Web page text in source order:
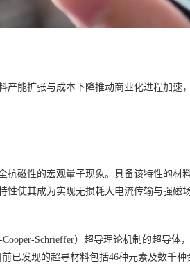
能扩张与成本下降推动商业化进程加速
磁性的宏观量子现象。具备该特性的材
使其成为实现无损耗大电流传输与强磁
Schrieffer）超导理论机制的超导体
已发现的超导材料包括46种元素及数千